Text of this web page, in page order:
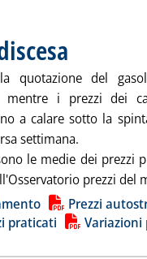
quotazione del
mentre i prezzi dei
a calare sotto la
settimana.
le medie dei prezzi
prezzi del
Prezzi
praticati
Variazioni